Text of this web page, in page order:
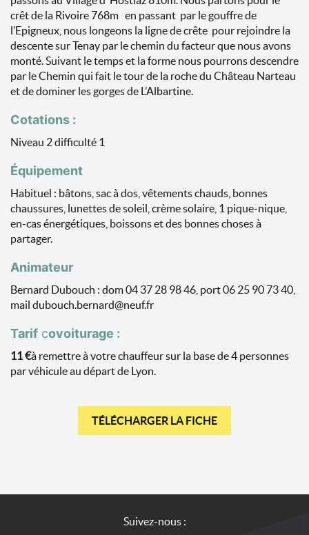
crêt de la Rivoire 768m en passant par le gouffre de
l’Epigneux, nous longeons la ligne de crête pour rejoindre la
descente sur Tenay par le chemin du facteur que nous avons
monté. Suivant le temps et la forme nous pourrons descendre
par le Chemin qui fait le tour de la roche du Château Narteau
et de dominer les gorges de L’Albartine.
Cotations :
Niveau 2 difficulté 1
Équipement
Habituel : bâtons, sac à dos, vêtements chauds, bonnes
chaussures, lunettes de soleil, crème solaire, 1 pique-nique,
en-cas énergétiques, boissons et des bonnes choses à
partager.
Animateur
Bernard Dubouch : dom 04 37 28 98 46, port 06 25 90 73 40,
mail dubouch.bernard@neuf.fr
Tarif covoiturage :
11 €à remettre à votre chauffeur sur la base de 4 personnes
par véhicule au départ de Lyon.
TÉLÉCHARGER LA FICHE
Suivez-nous :